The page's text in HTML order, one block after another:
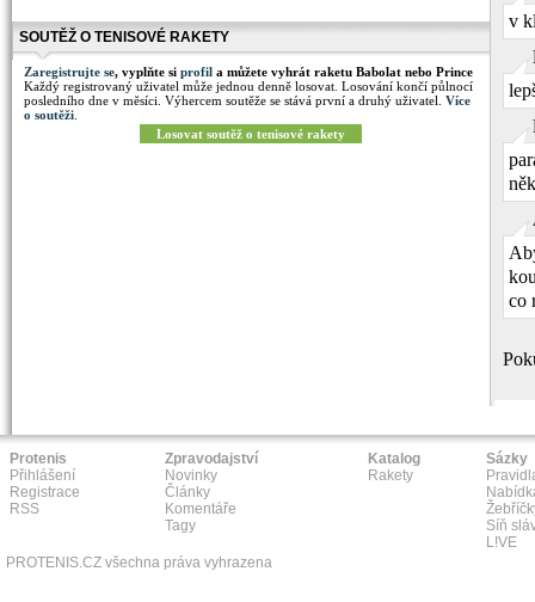
SOUTĚŽ O TENISOVÉ RAKETY
Zaregistrujte se, vyplňte si profil a můžete vyhrát raketu Babolat nebo Prince
Každý registrovaný uživatel může jednou denně losovat. Losování končí půlnocí
posledního dne v měsíci. Výhercem soutěže se stává první a druhý uživatel. Více
o soutěži
Losovat soutěž o tenisové rakety
v
co
Protenis
Přihlášení
Registrace
RSS
Zpravodajství
Novinky
Články
Komentáře
Tagy
Katalog
Rakety
Sázky
Síň
L!VE
PROTENIS.CZ všechna práva vyhrazena